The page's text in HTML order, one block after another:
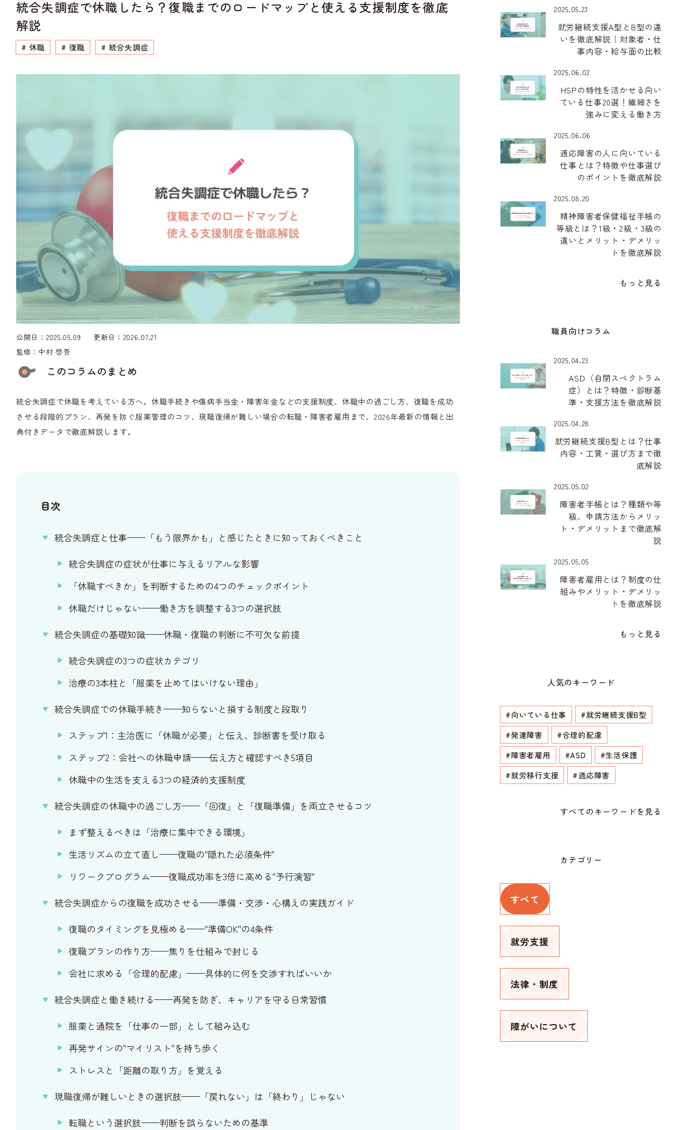
統合失調症で休職したら？復職までのロードマップと使える支援制度を徹底
解説
# 休職 # 復職 # 統合失調症
公開日：2025.05.09
更新日：2026.07.21
監修： 中村 啓吾
このコラムのまとめ
統合失調症で休職を考えている方へ。休職手続きや傷病手当金・障害年金などの支援制度、休職中の過ごし方、復職を成功
させる段階的プラン、再発を防ぐ服薬管理のコツ、現職復帰が難しい場合の転職・障害者雇用まで、2026年最新の情報と出
典付きデータで徹底解説します。
目次
統合失調症と仕事——「もう限界かも」と感じたときに知っておくべきこと
統合失調症の症状が仕事に与えるリアルな影響
「休職すべきか」を判断するための4つのチェックポイント
休職だけじゃない——働き方を調整する3つの選択肢
統合失調症の基礎知識——休職・復職の判断に不可欠な前提
統合失調症の3つの症状カテゴリ
治療の3本柱と「服薬を止めてはいけない理由」
統合失調症での休職手続き——知らないと損する制度と段取り
ステップ1：主治医に「休職が必要」と伝え、診断書を受け取る
ステップ2：会社への休職申請——伝え方と確認すべき5項目
休職中の生活を支える3つの経済的支援制度
統合失調症の休職中の過ごし方——「回復」と「復職準備」を両立させるコツ
まず整えるべきは「治療に集中できる環境」
生活リズムの立て直し——復職の"隠れた必須条件"
リワークプログラム——復職成功率を3倍に高める"予行演習"
統合失調症からの復職を成功させる——準備・交渉・心構えの実践ガイド
復職のタイミングを見極める——"準備OK"の4条件
復職プランの作り方——焦りを仕組みで封じる
会社に求める「合理的配慮」——具体的に何を交渉すればいいか
統合失調症と働き続ける——再発を防ぎ、キャリアを守る日常習慣
服薬と通院を「仕事の一部」として組み込む
再発サインの"マイリスト"を持ち歩く
ストレスと「距離の取り方」を覚える
現職復帰が難しいときの選択肢——「戻れない」は「終わり」じゃない
転職という選択肢——判断を誤らないための基準
2025.05.23
就労継続支援A型とB型の違
いを徹底解説｜対象者・仕
事内容・給与面の比較
2025.06.02
HSPの特性を活かせる向い
ている仕事20選！繊細さを
強みに変える働き方
2025.06.06
適応障害の人に向いている
仕事とは？特徴や仕事選び
のポイントを徹底解説
2025.08.20
精神障害者保健福祉手帳の
等級とは？1級・2級・3級の
違いとメリット・デメリッ
トを徹底解説
もっと見る
職員向けコラム
2025.04.23
ASD（自閉スペクトラム
症）とは？特徴・診断基
準・支援方法を徹底解説
2025.04.28
就労継続支援B型とは？仕事
内容・工賃・選び方まで徹
底解説
2025.05.02
障害者手帳とは？種類や等
級、申請方法からメリッ
ト・デメリットまで徹底解
説
2025.05.05
障害者雇用とは？制度の仕
組みやメリット・デメリッ
トを徹底解説
もっと見る
人気のキーワード
#向いている仕事
#就労継続支援B型
#発達障害
#合理的配慮
#障害者雇用
#ASD
#生活保護
#就労移行支援
#適応障害
すべてのキーワードを見る
カテゴリー
すべて
就労支援
法律・制度
障がいについて